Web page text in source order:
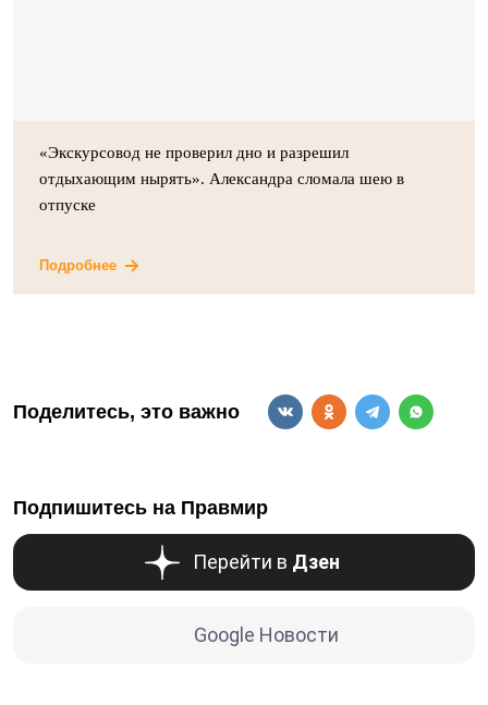
«Экскурсовод не проверил дно и разрешил
отдыхающим нырять». Александра сломала шею в
отпуске
Подробнее
Поделитесь, это важно
Подпишитесь на Правмир
Перейти в Дзен
Google Новости